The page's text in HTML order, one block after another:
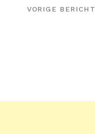
NAVIGATIE
VORIGE BERICHT